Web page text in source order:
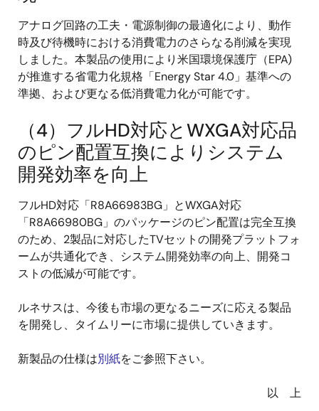
アナログ回路の工夫・電源制御の最適化により、動作
時及び待機時における消費電力のさらなる削減を実現
しました。本製品の使用により米国環境保護庁（EPA)
が推進する省電力化規格「Energy Star 4.0」基準への
準拠、および更なる低消費電力化が可能です。
（4）フルHD対応とWXGA対応品
のピン配置互換によりシステム
開発効率を向上
フルHD対応「R8A66983BG」とWXGA対応
「R8A66980BG」のパッケージのピン配置は完全互換
のため、2製品に対応したTVセットの開発プラットフォ
ームが共通化でき、システム開発効率の向上、開発コ
ストの低減が可能です。
ルネサスは、今後も市場の更なるニーズに応える製品
を開発し、タイムリーに市場に提供していきます。
新製品の仕様は別紙をご参照下さい。
以 上